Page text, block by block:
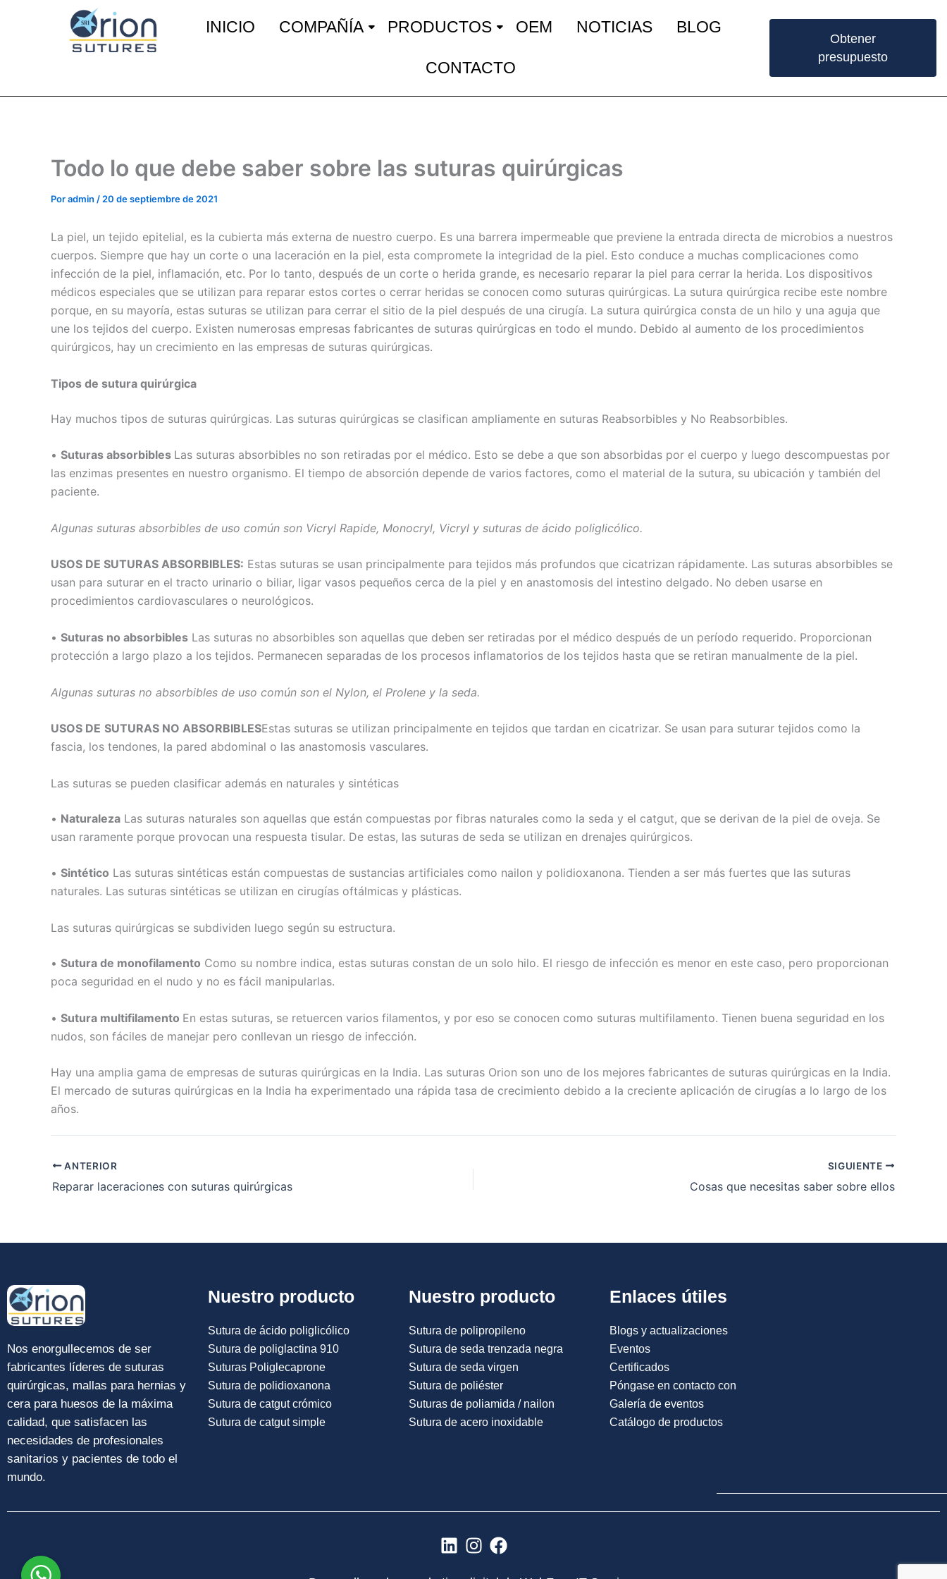
INICIO COMPAÑÍA PRODUCTOS OEM NOTICIAS BLOG
CONTACTO
Obtener
presupuesto
Nombre* Correo*
Nombre De Empresa
Tu mensaje
Todo lo que debe saber sobre las suturas quirúrgicas
Poradmin / 20 de septiembre de 2021
La piel, un tejido epitelial, es la cubierta más externa de nuestro cuerpo. Es una barrera impermeable que previene la entrada directa de microbios a nuestros
cuerpos. Siempre que hay un corte o una laceración en la piel, esta compromete la integridad de la piel. Esto conduce a muchas complicaciones como
infección de la piel, inflamación, etc. Por lo tanto, después de un corte o herida grande, es necesario reparar la piel para cerrar la herida. Los dispositivos
médicos especiales que se utilizan para reparar estos cortes o cerrar heridas se conocen como suturas quirúrgicas. La sutura quirúrgica recibe este nombre
porque, en su mayoría, estas suturas se utilizan para cerrar el sitio de la piel después de una cirugía. La sutura quirúrgica consta de un hilo y una aguja que
une los tejidos del cuerpo. Existen numerosas empresas fabricantes de suturas quirúrgicas en todo el mundo. Debido al aumento de los procedimientos
quirúrgicos, hay un crecimiento en las empresas de suturas quirúrgicas.
Tipos de sutura quirúrgica
Hay muchos tipos de suturas quirúrgicas. Las suturas quirúrgicas se clasifican ampliamente en suturas Reabsorbibles y No Reabsorbibles.
• Suturas absorbibles Las suturas absorbibles no son retiradas por el médico. Esto se debe a que son absorbidas por el cuerpo y luego descompuestas por
las enzimas presentes en nuestro organismo. El tiempo de absorción depende de varios factores, como el material de la sutura, su ubicación y también del
paciente.
Algunas suturas absorbibles de uso común son Vicryl Rapide, Monocryl, Vicryl y suturas de ácido poliglicólico.
USOS DE SUTURAS ABSORBIBLES: Estas suturas se usan principalmente para tejidos más profundos que cicatrizan rápidamente. Las suturas absorbibles se
usan para suturar en el tracto urinario o biliar, ligar vasos pequeños cerca de la piel y en anastomosis del intestino delgado. No deben usarse en
procedimientos cardiovasculares o neurológicos.
• Suturas no absorbibles Las suturas no absorbibles son aquellas que deben ser retiradas por el médico después de un período requerido. Proporcionan
protección a largo plazo a los tejidos. Permanecen separadas de los procesos inflamatorios de los tejidos hasta que se retiran manualmente de la piel.
Algunas suturas no absorbibles de uso común son el Nylon, el Prolene y la seda.
USOS DE SUTURAS NO ABSORBIBLESEstas suturas se utilizan principalmente en tejidos que tardan en cicatrizar. Se usan para suturar tejidos como la
fascia, los tendones, la pared abdominal o las anastomosis vasculares.
Las suturas se pueden clasificar además en naturales y sintéticas
• Naturaleza Las suturas naturales son aquellas que están compuestas por fibras naturales como la seda y el catgut, que se derivan de la piel de oveja. Se
usan raramente porque provocan una respuesta tisular. De estas, las suturas de seda se utilizan en drenajes quirúrgicos.
• Sintético Las suturas sintéticas están compuestas de sustancias artificiales como nailon y polidioxanona. Tienden a ser más fuertes que las suturas
naturales. Las suturas sintéticas se utilizan en cirugías oftálmicas y plásticas.
Las suturas quirúrgicas se subdividen luego según su estructura.
• Sutura de monofilamento Como su nombre indica, estas suturas constan de un solo hilo. El riesgo de infección es menor en este caso, pero proporcionan
poca seguridad en el nudo y no es fácil manipularlas.
• Sutura multifilamento En estas suturas, se retuercen varios filamentos, y por eso se conocen como suturas multifilamento. Tienen buena seguridad en los
nudos, son fáciles de manejar pero conllevan un riesgo de infección.
Hay una amplia gama de empresas de suturas quirúrgicas en la India. Las suturas Orion son uno de los mejores fabricantes de suturas quirúrgicas en la India.
El mercado de suturas quirúrgicas en la India ha experimentado una rápida tasa de crecimiento debido a la creciente aplicación de cirugías a lo largo de los
años.
ANTERIOR
Reparar laceraciones con suturas quirúrgicas
SIGUIENTE
Cosas que necesitas saber sobre ellos
Nos enorgullecemos de ser
fabricantes líderes de suturas
quirúrgicas, mallas para hernias y
cera para huesos de la máxima
calidad, que satisfacen las
necesidades de profesionales
sanitarios y pacientes de todo el
mundo.
Nuestro producto
Sutura de ácido poliglicólico
Sutura de poliglactina 910
Suturas Poliglecaprone
Sutura de polidioxanona
Sutura de catgut crómico
Sutura de catgut simple
Nuestro producto
Sutura de polipropileno
Sutura de seda trenzada negra
Sutura de seda virgen
Sutura de poliéster
Suturas de poliamida / nailon
Sutura de acero inoxidable
Enlaces útiles
Blogs y actualizaciones
Eventos
Certificados
Póngase en contacto con
Galería de eventos
Catálogo de productos
L
I
F